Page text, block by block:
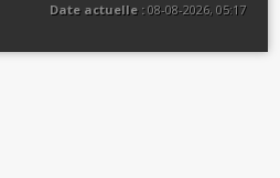
Date actuelle :08-08-2026, 05:17